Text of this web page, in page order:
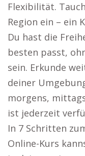
Flexibilität.
Region ein – ein
Du hast die
besten passt,
sein. Erkunde
deiner
morgens,
ist jederzeit
In 7 Schritten
Online-Kurs